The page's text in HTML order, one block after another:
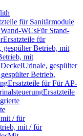
für Sanitärmodule
WCsFür Stand-
Ersatzteile für
gespülter Betrieb, mit
mit
Urinale, gespülter
Betrieb,
Ersatzteile für Für AP-
Ersatzteile
/ für
mit / für